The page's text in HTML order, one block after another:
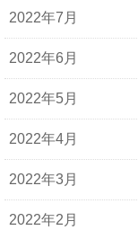
2022年7月
2022年6月
2022年5月
2022年4月
2022年3月
2022年2月